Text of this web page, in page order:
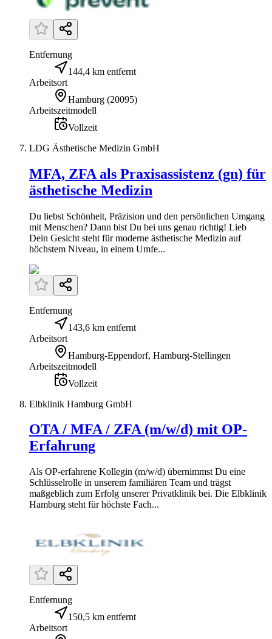
Entfernung
144,4 km entfernt
Arbeitsort
Hamburg (20095)
Arbeitszeitmodell
Vollzeit
LDG Ästhetische Medizin GmbH
MFA, ZFA als Praxisassistenz (gn) für
ästhetische Medizin
Du liebst Schönheit, Präzision und den persönlichen Umgang
mit Menschen? Dann bist Du bei uns genau richtig! Lieb
Dein Gesicht steht für moderne ästhetische Medizin auf
höchstem Niveau, in einem Umfe...
Entfernung
143,6 km entfernt
Arbeitsort
Hamburg-Eppendorf, Hamburg-Stellingen
Arbeitszeitmodell
Vollzeit
Elbklinik Hamburg GmbH
OTA / MFA / ZFA (m/w/d) mit OP-
Erfahrung
Als OP-erfahrene Kollegin (m/w/d) übernimmst Du eine
Schlüsselrolle in unserem familiären Team und trägst
maßgeblich zum Erfolg unserer Privatklinik bei. Die Elbklinik
Hamburg steht für höchste Fach...
Entfernung
150,5 km entfernt
Arbeitsort